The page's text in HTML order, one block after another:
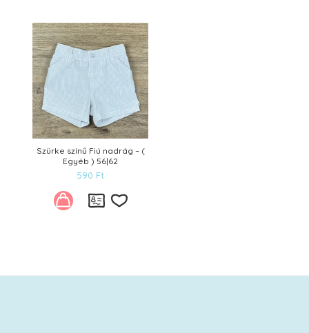
Kívánságlistára
Szürke színű Fiú nadrág – (
Egyéb ) 56|62
590 Ft